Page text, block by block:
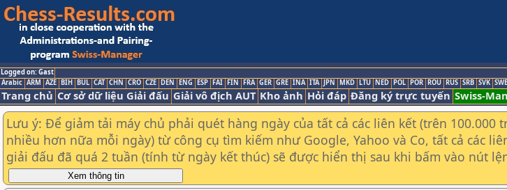
Logged on: Gast
Arabic ARM AZE BIH BUL CAT CHN CRO CZE DEN ENG ESP FAI FIN FRA GER GRE INA ITA JPN MKD LTU NED POL POR ROU RUS SRB SVK SWE
Trang chủ Cơ sở dữ liệu Giải đấu Giải vô địch AUT Kho ảnh Hỏi đáp Đăng ký trực tuyến Swiss-
Lưu ý: Để giảm tải máy chủ phải quét hàng ngày của tất cả các liên kết (trên 100.000
nhiều hơn nữa mỗi ngày) từ công cụ tìm kiếm như Google, Yahoo và Co, tất cả các
giải đấu đã quá 2 tuần (tính từ ngày kết thúc) sẽ được hiển thị sau khi bấm vào nút